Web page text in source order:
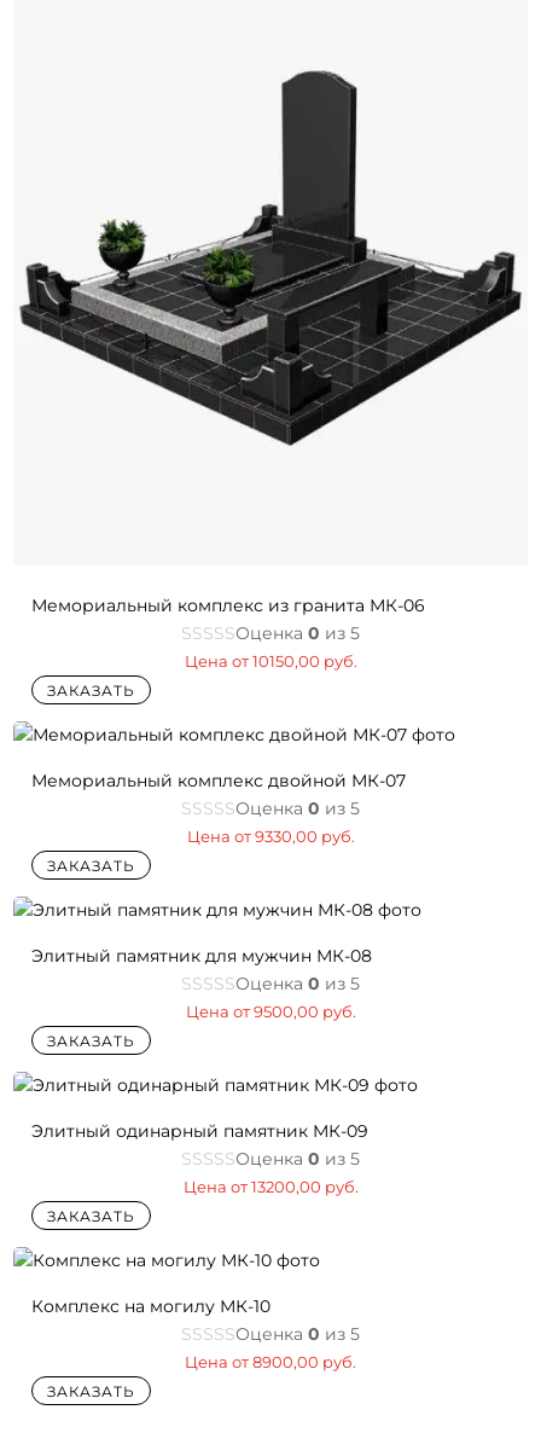
Мемориальный комплекс из гранита МК-06
Оценка 0 из 5
Цена от10150,00 руб.
ЗАКАЗАТЬ
Мемориальный комплекс двойной МК-07
Оценка 0 из 5
Цена от9330,00 руб.
ЗАКАЗАТЬ
Элитный памятник для мужчин МК-08
Оценка 0 из 5
Цена от9500,00 руб.
ЗАКАЗАТЬ
Элитный одинарный памятник МК-09
Оценка 0 из 5
Цена от13200,00 руб.
ЗАКАЗАТЬ
Комплекс на могилу МК-10
Оценка 0 из 5
Цена от8900,00 руб.
ЗАКАЗАТЬ